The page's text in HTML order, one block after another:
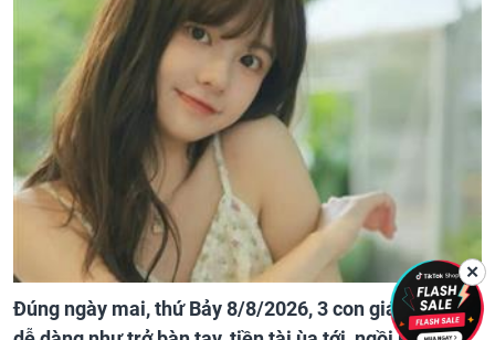
Đúng ngày mai, thứ Bảy 8/8/2026, 3 con giáp đổi đời
✕